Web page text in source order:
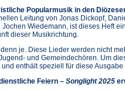
Popularmusik in den
Leitung von Jonas Dickopf,
Wiedemann, ist dieses Heft
dieser Musikrichtung.
je. Diese Lieder werden nicht
und Gemeindechören. Um
enthält speziell für diese
Feiern – Songlight 2025